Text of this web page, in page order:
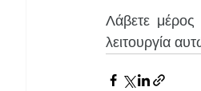
Λάβετε μέρος
λειτουργία